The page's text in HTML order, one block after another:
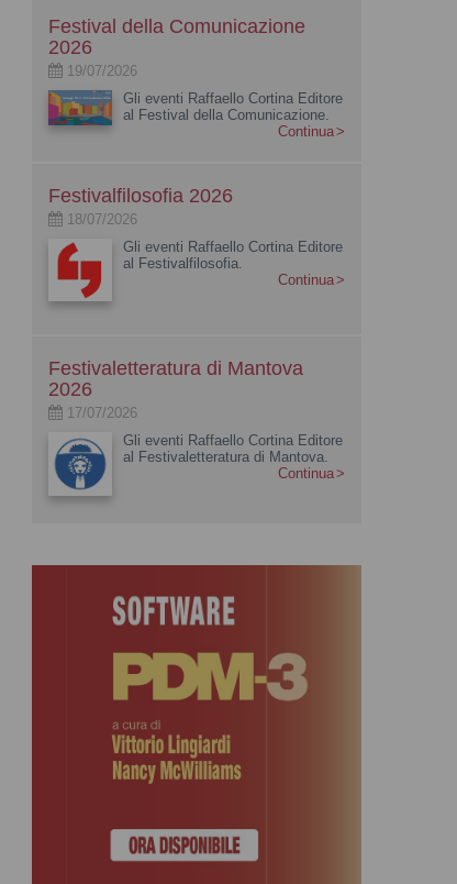
Festival della Comunicazione
2026
19/07/2026
Gli eventi Raffaello Cortina Editore
al Festival della Comunicazione.
Continua
Festivalfilosofia 2026
18/07/2026
Gli eventi Raffaello Cortina Editore
al Festivalfilosofia.
Continua
Festivaletteratura di Mantova
2026
17/07/2026
Gli eventi Raffaello Cortina Editore
al Festivaletteratura di Mantova.
Continua